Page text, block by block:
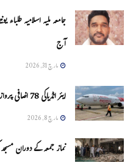
جامعہ ملیہ اسلامیہ
آج
مارچ 31, 2026
ایئر انڈیاکی 78 اضافی پروازوں کی شروعات
مارچ 8, 2026
نماز جمعہ کے دوران مسجد کی